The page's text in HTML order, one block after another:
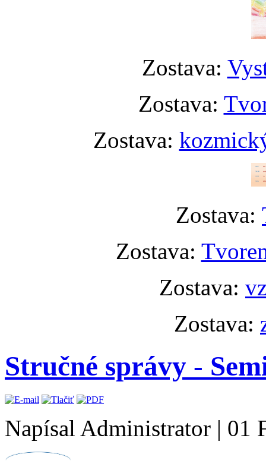
Zostava:
Zostava:
Zostava:
Zostava:
Zostava:
Zostava:
Zostava:
Stručné správy -
Napísal Administrator | 01